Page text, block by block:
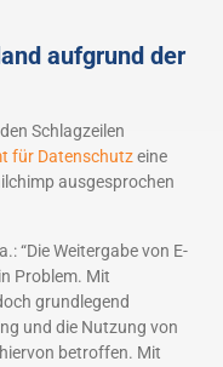
aufgrund der
Schlagzeilen
für Datenschutzeine
ausgesprochen
“Die Weitergabe von E-
Problem. Mit
grundlegend
und die Nutzung von
betroffen. Mit